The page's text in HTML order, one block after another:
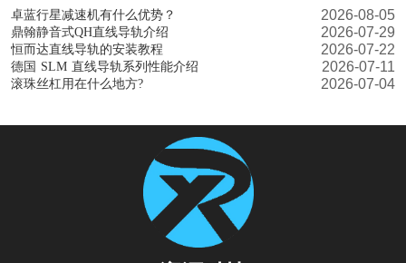
卓蓝行星减速机有什么优势？ 2026-08-05
鼎翰静音式QH直线导轨介绍 2026-07-29
恒而达直线导轨的安装教程 2026-07-22
德国 SLM 直线导轨系列性能介绍 2026-07-11
滚珠丝杠用在什么地方? 2026-07-04